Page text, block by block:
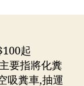
起
要指將化糞
吸糞車,抽運